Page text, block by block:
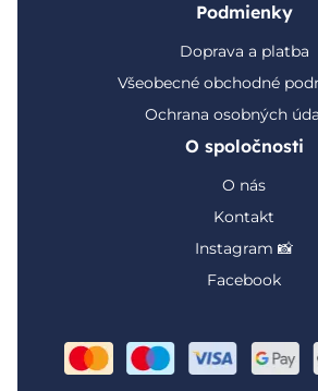
Podmienky
Doprava a platba
Všeobecné obchodné
Ochrana osobných
O spoločnosti
O nás
Kontakt
Instagram 📸
Facebook